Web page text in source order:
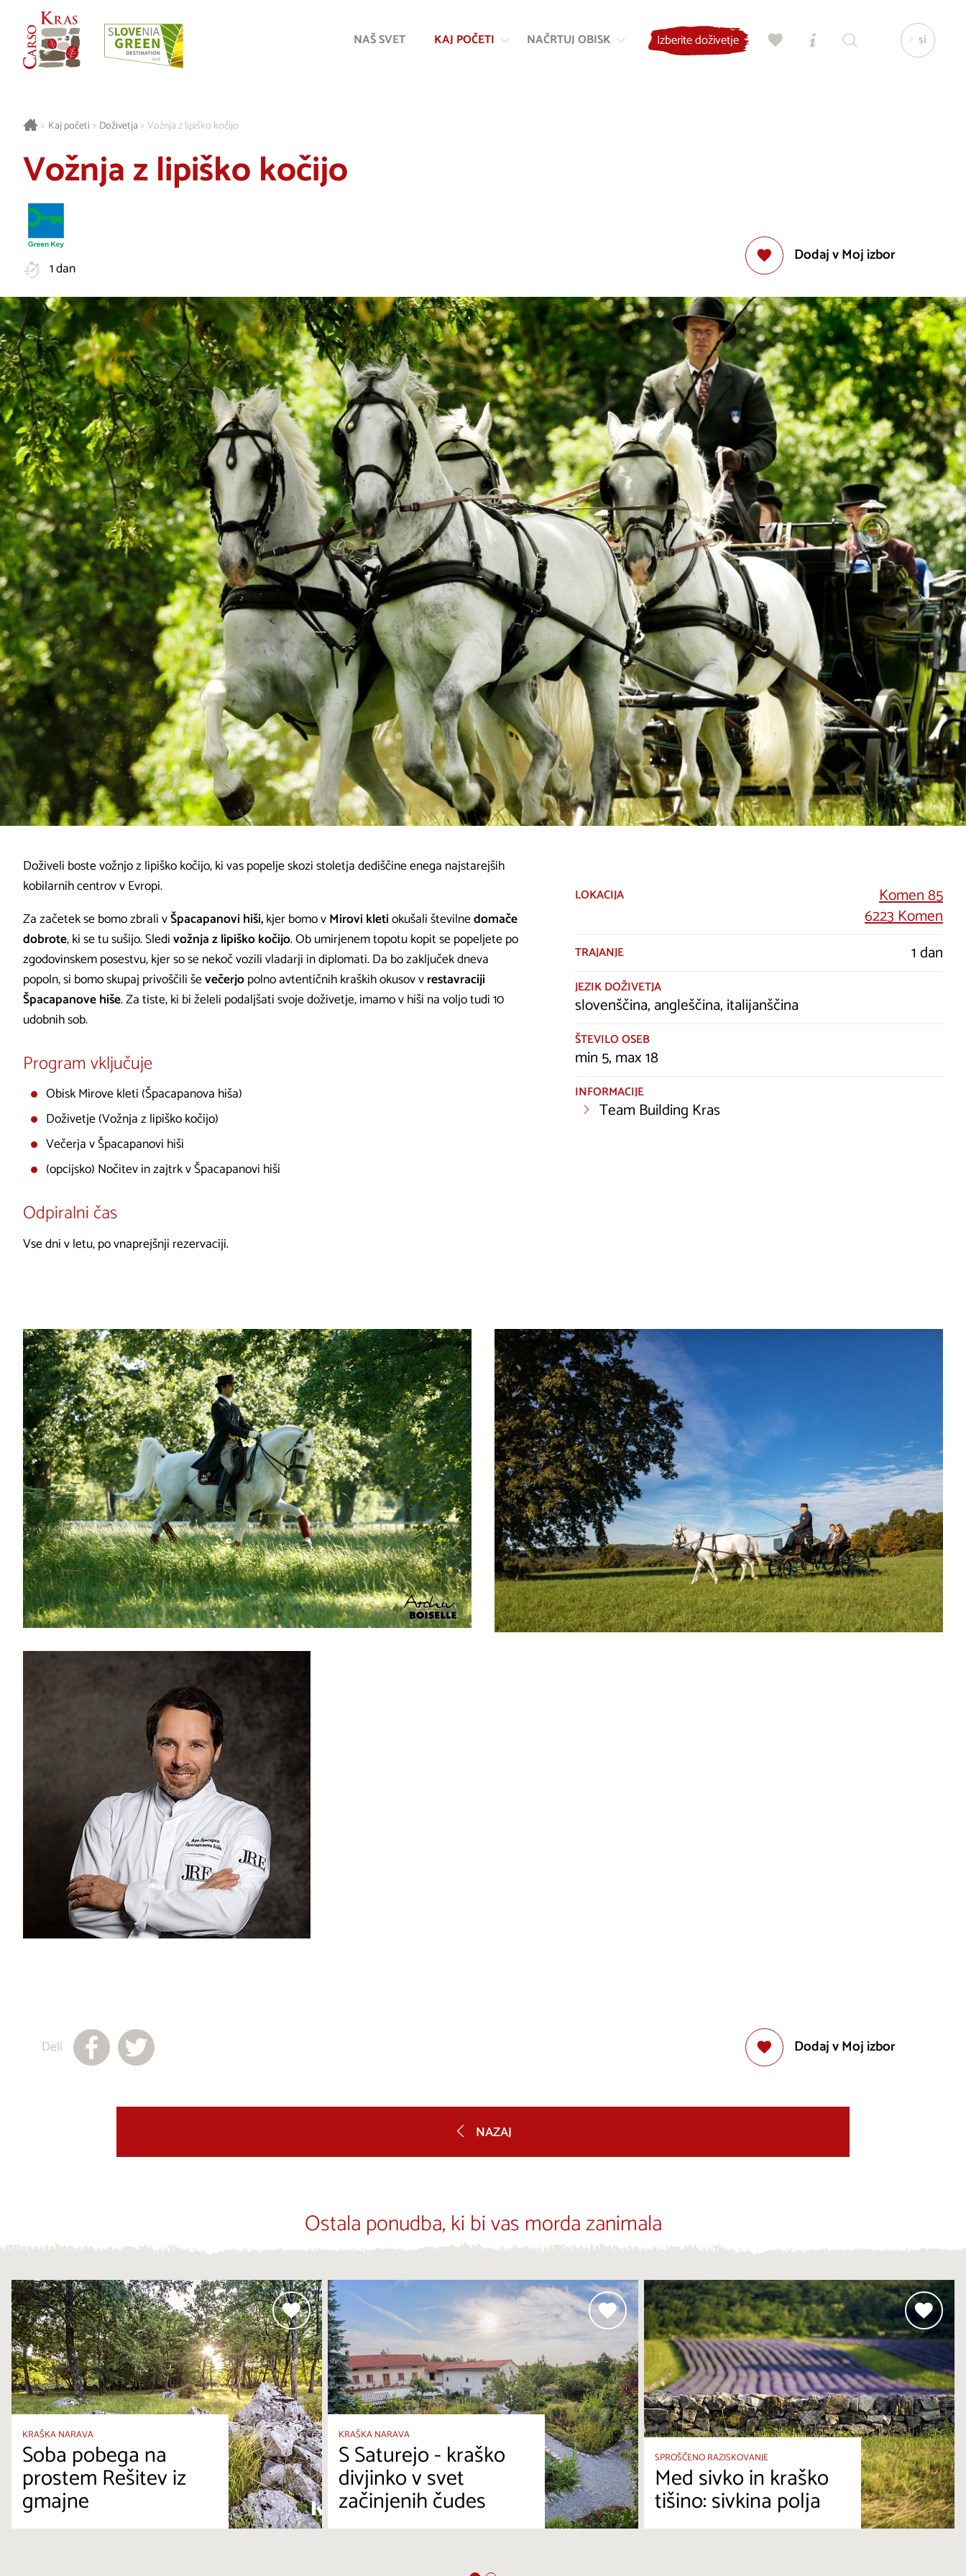
vsebino
NAŠ SVET KAJ POČETI NAČRTUJ OBISK Izberite doživetje si
> Kaj početi > Doživetja > Vožnja z lipiško kočijo
Vožnja z lipiško kočijo
1 dan
Dodaj v Moj izbor
Doživeli boste vožnjo z lipiško kočijo, ki vas popelje skozi stoletja dediščine enega najstarejših
kobilarnih centrov v Evropi.
Za začetek se bomo zbrali vŠpacapanovi hiši,kjer bomo vMirovi kletiokušali številnedomače
dobrote, ki se tu sušijo. Sledivožnja z lipiško kočijo. Ob umirjenem topotu kopit se popeljete po
zgodovinskem posestvu, kjer so se nekoč vozili vladarji in diplomati. Da bo zaključek dneva
popoln, si bomo skupaj privoščili ševečerjopolno avtentičnih kraških okusov vrestavraciji
Špacapanove hiše. Za tiste, ki bi želeli podaljšati svoje doživetje, imamo v hiši na voljo tudi 10
udobnih sob.
Program vključuje
Obisk Mirove kleti (Špacapanova hiša)
Doživetje (Vožnja z lipiško kočijo)
Večerja v Špacapanovi hiši
(opcijsko) Nočitev in zajtrk v Špacapanovi hiši
Odpiralni čas
Vse dni v letu, po vnaprejšnji rezervaciji.
LOKACIJA
Komen 85
6223 Komen
TRAJANJE 1 dan
JEZIK DOŽIVETJA
slovenščina, angleščina, italijanščina
ŠTEVILO OSEB
min 5, max 18
INFORMACIJE
Team Building Kras
Dodaj v Moj izbor
Deli
NAZAJ
Ostala ponudba, ki bi vas morda zanimala
KRAŠKA NARAVA
Soba pobega na
prostem Rešitev iz
gmajne
KRAŠKA NARAVA
S Saturejo - kraško
divjinko v svet
začinjenih čudes
SPROŠČENO RAZISKOVANJE
Med sivko in kraško
tišino: sivkina polja